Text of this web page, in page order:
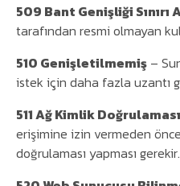
509 Bant Genişliği Sınırı
tarafından resmi olmayan
510 Genişletilmemiş –
istek için daha fazla uzantı
511 Ağ Kimlik
erişimine izin vermeden
doğrulaması yapması gerekir.